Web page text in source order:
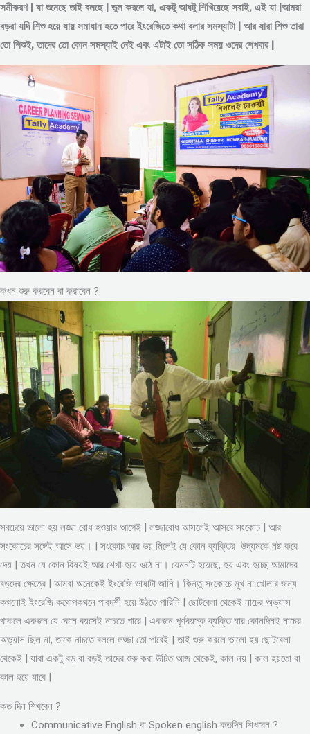
সমীকরণ | যা শুনেছে তাই বলছে | ভুল করলে যা, একটু আধটু শিখিয়েছে সবাই, এই যা |আমরা
বড়রা যদি শিশু হয়ে যায় সমাধান হতে পারে ইংরেজিতে কথা বলার সমস্যাটা | আর যারা শিশু তারা
তো শিশুই, তাদের তো কোন সমস্যাই নেই এবং এটাই তো সঠিক সময় ওদের শেখবার |
কখন শুরু করবেন বা করাবেন ?
সবচেয়ে ভালো হয় লজ্জা বোধ হওয়ার আগেই | লজ্জাবোধ আসলেই আসবে সংকোচ | আর
সংকোচের সঙ্গেই আসে ভয়। | সংকোচ আর ভয় মিলেই যে কোন ব্যক্তির উদ্যমকে নষ্ট করে
দেয় | তখন যে কোন বিষয়ই আর শেখা হয়ে ওঠে না। যেমনটি হয়েছে, হয় এবং হচ্ছে আমাদের
বড়দের ক্ষেত্রে | আমরা অনেকেই ইংরেজি ভাষাটা জানি। কিন্তু সংকোচে মুখ না খোলার জন্য
কখনোই ইংরেজি কথোপকথনে পারদর্শী হয়ে উঠতে পারিনি | ছোটবেলা থেকেই নাচের অভ্যাস
থাকলে একজন যে কোন বয়সেই নাচতে পারে | একজন পূর্ণবয়স্ক ব্যক্তি যার কোনদিনই নাচের
অভ্যাস ছিল না, তাকে নাচতে বললে লজ্জা তো পাবেই | তাই শুরু করলে ভালো হয় ছোটবেলা
থেকেই | যারা একটু বড় বা বড়ই তাদের শুরু করা উচিত আজ থেকেই, কাল নয় | কাল হয়তো বা
কাল হয়ে যাবে |
কত দিন শিখবেন ?
Communicative English বা Spoken english কতদিন শিখবেন ?